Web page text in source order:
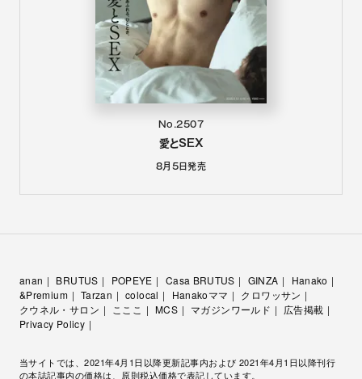
No.2507
愛とSEX
8月5日発売
anan BRUTUS POPEYE Casa BRUTUS GINZA
Hanako
&Premium
Tarzan colocal Hanakoママ
クロワッサン
クウネル・サロン
こここ MCS マガジンワールド
広告掲載
Privacy Policy
当サイトでは、2021年4月1日以降更新記事内および 2021年4月1日以降刊行
の本誌記事内の価格は、原則税込価格で表記しています。